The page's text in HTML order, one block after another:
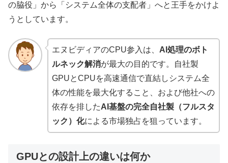
の脇役」から「システム全体の支配者」へと王手をかけよ
うとしています。
エヌビディアのCPU参入は、 AI処理のボト
ルネック解消が最大の目的です。自社製
GPUとCPUを高速通信で直結しシステム全
体の性能を最大化すること、および他社への
依存を排したAI基盤の完全自社製（フルスタ
ック）化による市場独占を狙っています。
GPUとの設計上の違いは何か